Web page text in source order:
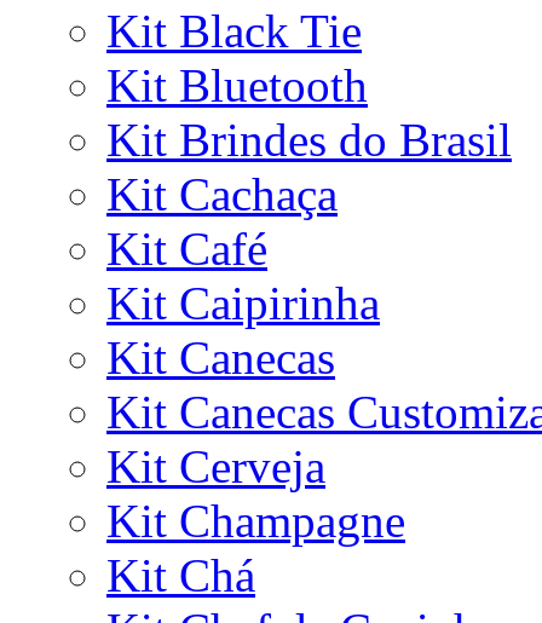
Kit Black Tie
Kit Bluetooth
Kit Brindes do Brasil
Kit Cachaça
Kit Café
Kit Caipirinha
Kit Canecas
Kit Canecas
Kit Cerveja
Kit Champagne
Kit Chá